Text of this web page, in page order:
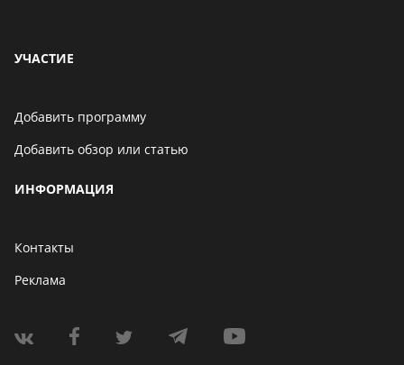
УЧАСТИЕ
Добавить программу
Добавить обзор или статью
ИНФОРМАЦИЯ
Контакты
Реклама